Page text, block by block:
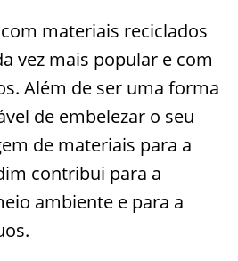
materiais reciclados
vez mais popular e com
Além de ser uma forma
de embelezar o seu
de materiais para a
contribui para a
ambiente e para a